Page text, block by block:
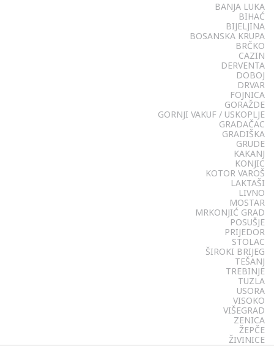
BANJA LUKA
BIHAĆ
BIJELJINA
BOSANSKA KRUPA
BRČKO
CAZIN
DERVENTA
DOBOJ
DRVAR
FOJNICA
GORAŽDE
GORNJI VAKUF / USKOPLJE
GRADAČAC
GRADIŠKA
GRUDE
KAKANJ
KONJIC
KOTOR VAROŠ
LAKTAŠI
LIVNO
MOSTAR
MRKONJIĆ GRAD
POSUŠJE
PRIJEDOR
STOLAC
ŠIROKI BRIJEG
TEŠANJ
TREBINJE
TUZLA
USORA
VISOKO
VIŠEGRAD
ZENICA
ŽEPČE
ŽIVINICE